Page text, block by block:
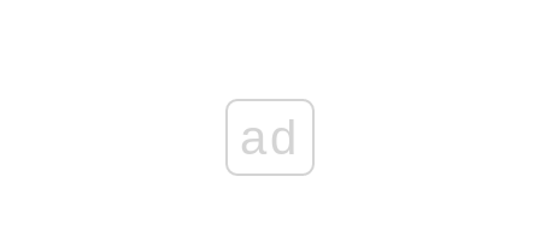
ad